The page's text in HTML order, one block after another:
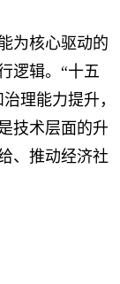
为核心驱动的
逻辑。“十五
理能力提升，
技术层面的升
、推动经济社